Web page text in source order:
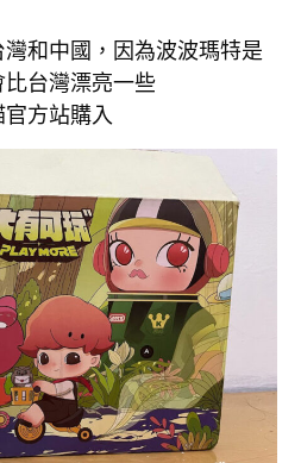
和中國，因為波波瑪特是
台灣漂亮一些
方站購入